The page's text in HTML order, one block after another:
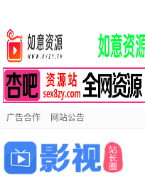
广告合作 网站公告